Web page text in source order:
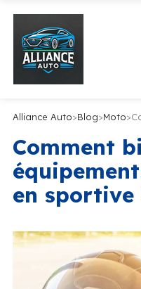
Alliance Auto>Blog>Moto>
Comment
en sportive